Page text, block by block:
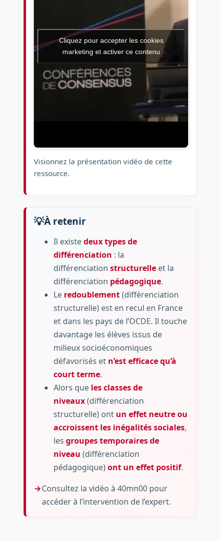
Cliquez pour accepter les cookies
marketing et activer ce contenu
Visionnez la présentation vidéo de cette
ressource.
À retenir
Il existedeux types de
différenciation : la
différenciation structurelle et la
différenciation pédagogique.
Le redoublement(différenciation
structurelle) est en recul en France
et dans les pays de l’OCDE. Il touche
davantage les élèves issus de
milieux socioéconomiques
défavorisés et n’est efficace qu’à
court terme.
Alors que les classes de
niveaux(différenciation
structurelle) ont un effet neutre ou
accroissent les inégalités sociales,
les groupes temporaires de
niveau (différenciation
pédagogique)ont un effet positif.
Consultez la vidéo à 40mn00 pour
accéder à l’intervention de l’expert.